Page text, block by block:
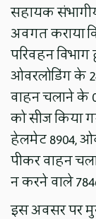
सहायक
अवगत कराया
परिवहन विभाग
ओवरलोडिंग के
वाहन चलाने के
को सीज किया
हेलमेट 8904,
पीकर वाहन
न करने वाले
इस अवसर पर